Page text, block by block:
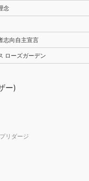
念
志向自主宣言
ローズガーデン
ー)
リダージ